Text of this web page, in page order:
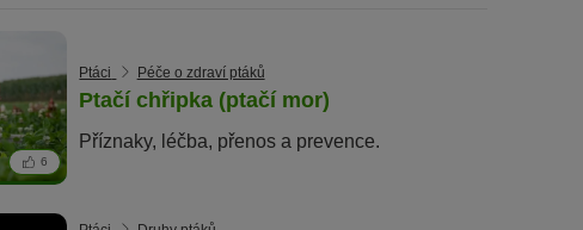
6
Ptáci Péče o zdraví ptáků
Ptačí chřipka (ptačí mor)
Příznaky, léčba, přenos a prevence.